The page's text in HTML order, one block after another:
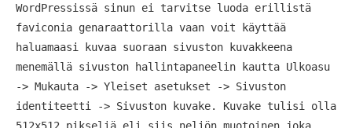
WordPressissä sinun ei tarvitse luoda erillistä
faviconia genaraattorilla vaan voit käyttää
haluamaasi kuvaa suoraan sivuston kuvakkeena
menemällä sivuston hallintapaneelin kautta Ulkoasu
-> Mukauta -> Yleiset asetukset -> Sivuston
identiteetti -> Sivuston kuvake. Kuvake tulisi olla